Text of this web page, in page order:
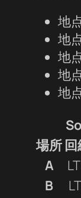
地
地
地
地
地
場所
A
B